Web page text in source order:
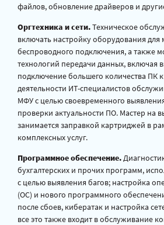
файлов, обновление драйверов и
Оргтехника и сети.Техническое
включать настройку оборудования
беспроводного подключения, а также
технологий передачи данных, включая
подключение большего количества ПК к
деятельности ИТ-специалистов
МФУ с целью своевременного
проверки актуальности ПО. Мастер на
занимается заправкой картриджей в
комплексных услуг.
Программное обеспечение.
бухгалтерских и прочих программ,
с целью выявления багов; настройка
(ОС) и нового программного
после сбоев, кибератак и настройка
все это также входит в обслуживание